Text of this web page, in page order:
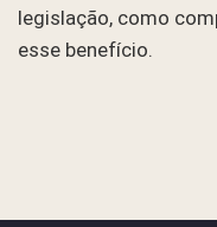
legislação, como
esse benefício.